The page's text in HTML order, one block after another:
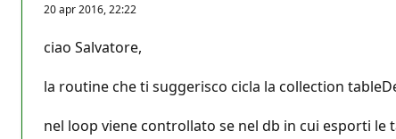
20 apr 2016, 22:22
ciao Salvatore,
la routine che ti suggerisco cicla la collection
nel loop viene controllato se nel db in cui esporti